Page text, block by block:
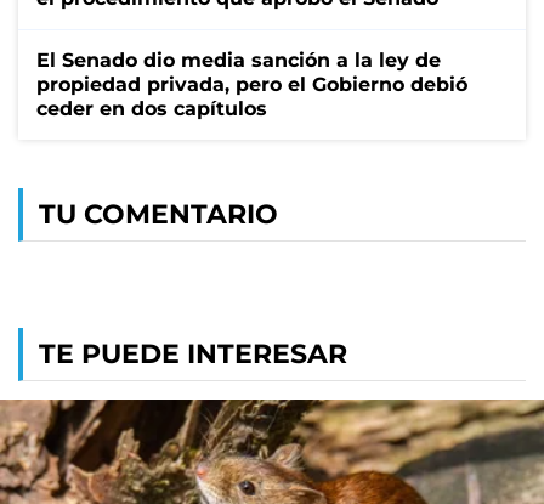
El Senado dio media sanción a la ley de
propiedad privada, pero el Gobierno debió
ceder en dos capítulos
TU COMENTARIO
TE PUEDE INTERESAR